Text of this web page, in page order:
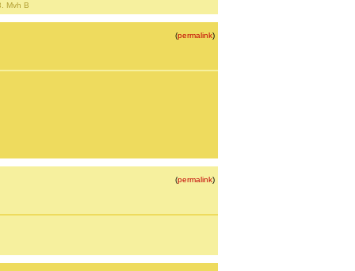
Mvh B
(permalink)
(permalink)